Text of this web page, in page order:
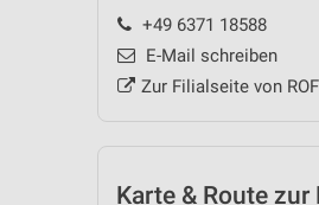
+49 6371 18588
E-Mail schreiben
Zur Filialseite von
Karte & Route zur